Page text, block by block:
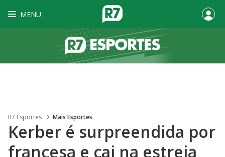
MENU
R7 Esportes Mais Esportes
Kerber é surpreendida por
francesa e cai na estreia